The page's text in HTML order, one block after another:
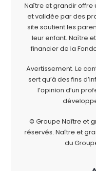
Naître et grandir offre
et validée par des
site soutient les
leur enfant. Naître
financier de la
Avertissement. Le
sert qu’à des fins
l’opinion d’un
© Groupe Naître et
réservés. Naître et
du